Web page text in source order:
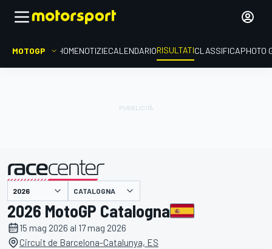
MOTOGP HOMENOTIZIECALENDARIORISULTATICLASSIFICAPHOTO
presentato da CATALOGNA
2026 MotoGP Catalogna
15 mag 2026 al 17 mag 2026
Circuit de Barcelona-Catalunya, ES